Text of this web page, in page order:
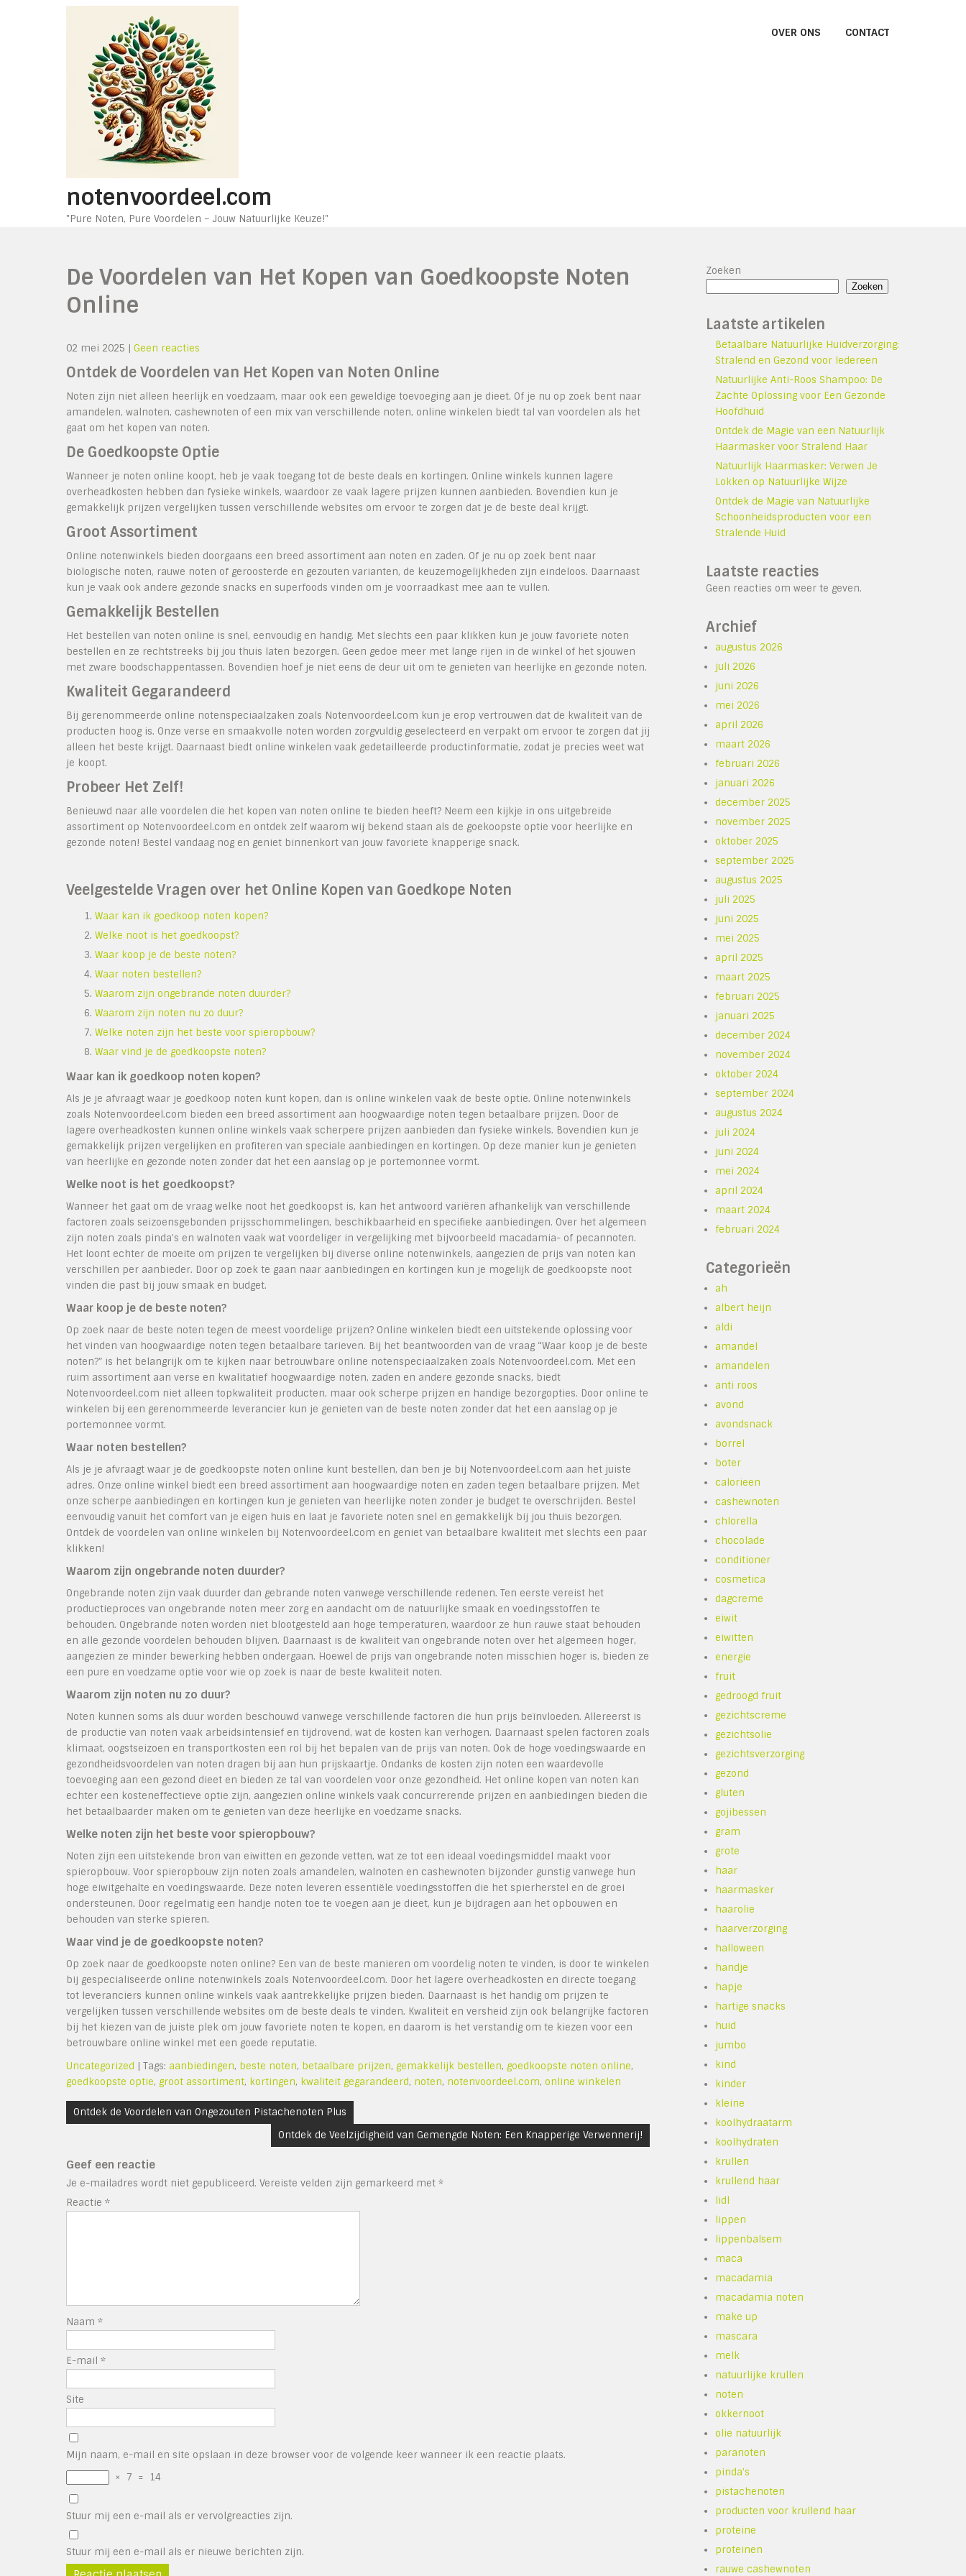
notenvoordeel.com
"Pure Noten, Pure Voordelen – Jouw Natuurlijke Keuze!"
OVER ONS CONTACT
De Voordelen van Het Kopen van Goedkoopste Noten
Online
02 mei 2025 | Geen reacties
Ontdek de Voordelen van Het Kopen van Noten Online
Noten zijn niet alleen heerlijk en voedzaam, maar ook een geweldige toevoeging aan je dieet. Of je nu op zoek bent naar
amandelen, walnoten, cashewnoten of een mix van verschillende noten, online winkelen biedt tal van voordelen als het
gaat om het kopen van noten.
De Goedkoopste Optie
Wanneer je noten online koopt, heb je vaak toegang tot de beste deals en kortingen. Online winkels kunnen lagere
overheadkosten hebben dan fysieke winkels, waardoor ze vaak lagere prijzen kunnen aanbieden. Bovendien kun je
gemakkelijk prijzen vergelijken tussen verschillende websites om ervoor te zorgen dat je de beste deal krijgt.
Groot Assortiment
Online notenwinkels bieden doorgaans een breed assortiment aan noten en zaden. Of je nu op zoek bent naar
biologische noten, rauwe noten of geroosterde en gezouten varianten, de keuzemogelijkheden zijn eindeloos. Daarnaast
kun je vaak ook andere gezonde snacks en superfoods vinden om je voorraadkast mee aan te vullen.
Gemakkelijk Bestellen
Het bestellen van noten online is snel, eenvoudig en handig. Met slechts een paar klikken kun je jouw favoriete noten
bestellen en ze rechtstreeks bij jou thuis laten bezorgen. Geen gedoe meer met lange rijen in de winkel of het sjouwen
met zware boodschappentassen. Bovendien hoef je niet eens de deur uit om te genieten van heerlijke en gezonde noten.
Kwaliteit Gegarandeerd
Bij gerenommeerde online notenspeciaalzaken zoals Notenvoordeel.com kun je erop vertrouwen dat de kwaliteit van de
producten hoog is. Onze verse en smaakvolle noten worden zorgvuldig geselecteerd en verpakt om ervoor te zorgen dat jij
alleen het beste krijgt. Daarnaast biedt online winkelen vaak gedetailleerde productinformatie, zodat je precies weet wat
je koopt.
Probeer Het Zelf!
Benieuwd naar alle voordelen die het kopen van noten online te bieden heeft? Neem een kijkje in ons uitgebreide
assortiment op Notenvoordeel.com en ontdek zelf waarom wij bekend staan als de goekoopste optie voor heerlijke en
gezonde noten! Bestel vandaag nog en geniet binnenkort van jouw favoriete knapperige snack.
Veelgestelde Vragen over het Online Kopen van Goedkope Noten
Waar kan ik goedkoop noten kopen?
Welke noot is het goedkoopst?
Waar koop je de beste noten?
Waar noten bestellen?
Waarom zijn ongebrande noten duurder?
Waarom zijn noten nu zo duur?
Welke noten zijn het beste voor spieropbouw?
Waar vind je de goedkoopste noten?
Waar kan ik goedkoop noten kopen?
Als je je afvraagt waar je goedkoop noten kunt kopen, dan is online winkelen vaak de beste optie. Online notenwinkels
zoals Notenvoordeel.com bieden een breed assortiment aan hoogwaardige noten tegen betaalbare prijzen. Door de
lagere overheadkosten kunnen online winkels vaak scherpere prijzen aanbieden dan fysieke winkels. Bovendien kun je
gemakkelijk prijzen vergelijken en profiteren van speciale aanbiedingen en kortingen. Op deze manier kun je genieten
van heerlijke en gezonde noten zonder dat het een aanslag op je portemonnee vormt.
Welke noot is het goedkoopst?
Wanneer het gaat om de vraag welke noot het goedkoopst is, kan het antwoord variëren afhankelijk van verschillende
factoren zoals seizoensgebonden prijsschommelingen, beschikbaarheid en specifieke aanbiedingen. Over het algemeen
zijn noten zoals pinda’s en walnoten vaak wat voordeliger in vergelijking met bijvoorbeeld macadamia- of pecannoten.
Het loont echter de moeite om prijzen te vergelijken bij diverse online notenwinkels, aangezien de prijs van noten kan
verschillen per aanbieder. Door op zoek te gaan naar aanbiedingen en kortingen kun je mogelijk de goedkoopste noot
vinden die past bij jouw smaak en budget.
Waar koop je de beste noten?
Op zoek naar de beste noten tegen de meest voordelige prijzen? Online winkelen biedt een uitstekende oplossing voor
het vinden van hoogwaardige noten tegen betaalbare tarieven. Bij het beantwoorden van de vraag “Waar koop je de beste
noten?” is het belangrijk om te kijken naar betrouwbare online notenspeciaalzaken zoals Notenvoordeel.com. Met een
ruim assortiment aan verse en kwalitatief hoogwaardige noten, zaden en andere gezonde snacks, biedt
Notenvoordeel.com niet alleen topkwaliteit producten, maar ook scherpe prijzen en handige bezorgopties. Door online te
winkelen bij een gerenommeerde leverancier kun je genieten van de beste noten zonder dat het een aanslag op je
portemonnee vormt.
Waar noten bestellen?
Als je je afvraagt waar je de goedkoopste noten online kunt bestellen, dan ben je bij Notenvoordeel.com aan het juiste
adres. Onze online winkel biedt een breed assortiment aan hoogwaardige noten en zaden tegen betaalbare prijzen. Met
onze scherpe aanbiedingen en kortingen kun je genieten van heerlijke noten zonder je budget te overschrijden. Bestel
eenvoudig vanuit het comfort van je eigen huis en laat je favoriete noten snel en gemakkelijk bij jou thuis bezorgen.
Ontdek de voordelen van online winkelen bij Notenvoordeel.com en geniet van betaalbare kwaliteit met slechts een paar
klikken!
Waarom zijn ongebrande noten duurder?
Ongebrande noten zijn vaak duurder dan gebrande noten vanwege verschillende redenen. Ten eerste vereist het
productieproces van ongebrande noten meer zorg en aandacht om de natuurlijke smaak en voedingsstoffen te
behouden. Ongebrande noten worden niet blootgesteld aan hoge temperaturen, waardoor ze hun rauwe staat behouden
en alle gezonde voordelen behouden blijven. Daarnaast is de kwaliteit van ongebrande noten over het algemeen hoger,
aangezien ze minder bewerking hebben ondergaan. Hoewel de prijs van ongebrande noten misschien hoger is, bieden ze
een pure en voedzame optie voor wie op zoek is naar de beste kwaliteit noten.
Waarom zijn noten nu zo duur?
Noten kunnen soms als duur worden beschouwd vanwege verschillende factoren die hun prijs beïnvloeden. Allereerst is
de productie van noten vaak arbeidsintensief en tijdrovend, wat de kosten kan verhogen. Daarnaast spelen factoren zoals
klimaat, oogstseizoen en transportkosten een rol bij het bepalen van de prijs van noten. Ook de hoge voedingswaarde en
gezondheidsvoordelen van noten dragen bij aan hun prijskaartje. Ondanks de kosten zijn noten een waardevolle
toevoeging aan een gezond dieet en bieden ze tal van voordelen voor onze gezondheid. Het online kopen van noten kan
echter een kosteneffectieve optie zijn, aangezien online winkels vaak concurrerende prijzen en aanbiedingen bieden die
het betaalbaarder maken om te genieten van deze heerlijke en voedzame snacks.
Welke noten zijn het beste voor spieropbouw?
Noten zijn een uitstekende bron van eiwitten en gezonde vetten, wat ze tot een ideaal voedingsmiddel maakt voor
spieropbouw. Voor spieropbouw zijn noten zoals amandelen, walnoten en cashewnoten bijzonder gunstig vanwege hun
hoge eiwitgehalte en voedingswaarde. Deze noten leveren essentiële voedingsstoffen die het spierherstel en de groei
ondersteunen. Door regelmatig een handje noten toe te voegen aan je dieet, kun je bijdragen aan het opbouwen en
behouden van sterke spieren.
Waar vind je de goedkoopste noten?
Op zoek naar de goedkoopste noten online? Een van de beste manieren om voordelig noten te vinden, is door te winkelen
bij gespecialiseerde online notenwinkels zoals Notenvoordeel.com. Door het lagere overheadkosten en directe toegang
tot leveranciers kunnen online winkels vaak aantrekkelijke prijzen bieden. Daarnaast is het handig om prijzen te
vergelijken tussen verschillende websites om de beste deals te vinden. Kwaliteit en versheid zijn ook belangrijke factoren
bij het kiezen van de juiste plek om jouw favoriete noten te kopen, en daarom is het verstandig om te kiezen voor een
betrouwbare online winkel met een goede reputatie.
Uncategorized | Tags: aanbiedingen, beste noten, betaalbare prijzen, gemakkelijk bestellen, goedkoopste noten online,
goedkoopste optie, groot assortiment, kortingen, kwaliteit gegarandeerd, noten, notenvoordeel.com, online winkelen
Bericht
navigatie
Ontdek de Voordelen van Ongezouten Pistachenoten Plus
Ontdek de Veelzijdigheid van Gemengde Noten: Een Knapperige Verwennerij!
Geef een reactie
Je e-mailadres wordt niet gepubliceerd. Vereiste velden zijn gemarkeerd met *
Reactie *
Naam *
E-mail *
Site
Mijn naam, e-mail en site opslaan in deze browser voor de volgende keer wanneer ik een reactie plaats.
×
7 = 14
Stuur mij een e-mail als er vervolgreacties zijn.
Stuur mij een e-mail als er nieuwe berichten zijn.
Zoeken
Zoeken
Laatste artikelen
Betaalbare Natuurlijke Huidverzorging:
Stralend en Gezond voor Iedereen
Natuurlijke Anti-Roos Shampoo: De
Zachte Oplossing voor Een Gezonde
Hoofdhuid
Ontdek de Magie van een Natuurlijk
Haarmasker voor Stralend Haar
Natuurlijk Haarmasker: Verwen Je
Lokken op Natuurlijke Wijze
Ontdek de Magie van Natuurlijke
Schoonheidsproducten voor een
Stralende Huid
Laatste reacties
Geen reacties om weer te geven.
Archief
augustus 2026
juli 2026
juni 2026
mei 2026
april 2026
maart 2026
februari 2026
januari 2026
december 2025
november 2025
oktober 2025
september 2025
augustus 2025
juli 2025
juni 2025
mei 2025
april 2025
maart 2025
februari 2025
januari 2025
december 2024
november 2024
oktober 2024
september 2024
augustus 2024
juli 2024
juni 2024
mei 2024
april 2024
maart 2024
februari 2024
Categorieën
ah
albert heijn
aldi
amandel
amandelen
anti roos
avond
avondsnack
borrel
boter
calorieen
cashewnoten
chlorella
chocolade
conditioner
cosmetica
dagcreme
eiwit
eiwitten
energie
fruit
gedroogd fruit
gezichtscreme
gezichtsolie
gezichtsverzorging
gezond
gluten
gojibessen
gram
grote
haar
haarmasker
haarolie
haarverzorging
halloween
handje
hapje
hartige snacks
huid
jumbo
kind
kinder
kleine
koolhydraatarm
koolhydraten
krullen
krullend haar
lidl
lippen
lippenbalsem
maca
macadamia
macadamia noten
make up
mascara
melk
natuurlijke krullen
noten
okkernoot
olie natuurlijk
paranoten
pinda's
pistachenoten
producten voor krullend haar
proteine
proteinen
rauwe cashewnoten